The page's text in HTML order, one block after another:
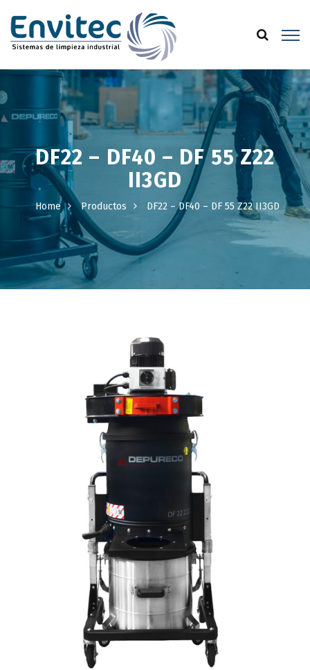
DF22 – DF40 – DF 55 Z22
II3GD
Home Productos DF22 – DF40 – DF 55 Z22 II3GD